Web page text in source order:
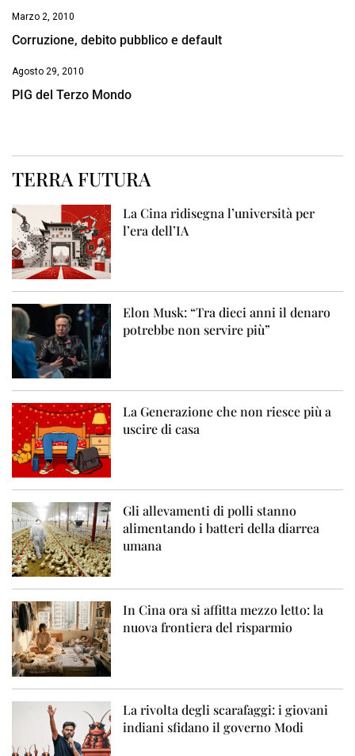
Marzo 2, 2010
Corruzione, debito pubblico e default
Agosto 29, 2010
PIG del Terzo Mondo
TERRA FUTURA
La Cina ridisegna l’università per
l’era dell’IA
Elon Musk: “Tra dieci anni il denaro
potrebbe non servire più”
La Generazione che non riesce più a
uscire di casa
Gli allevamenti di polli stanno
alimentando i batteri della diarrea
umana
In Cina ora si affitta mezzo letto: la
nuova frontiera del risparmio
La rivolta degli scarafaggi: i giovani
indiani sfidano il governo Modi